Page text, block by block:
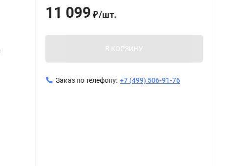
11 099 ₽/шт.
В КОРЗИНУ
Заказ по телефону: +7 (499) 506-91-76